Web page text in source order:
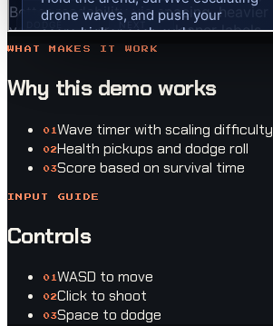
WHAT MAKES IT WORK
Why this demo works
0 1 Wave timer with scaling difficulty
02Health pickups and dodge roll
03Score based on survival time
INPUT GUIDE
Controls
01WASD to move
02Click to shoot
03Space to dodge